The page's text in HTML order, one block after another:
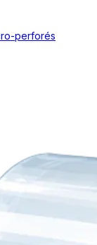
perforés